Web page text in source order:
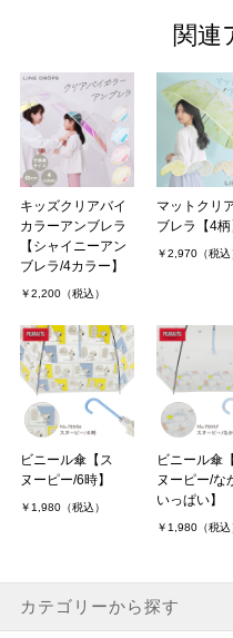
関連
キッズクリアバイ
カラーアンブレラ
【シャイニーアン
ブレラ/4カラー】
￥2,200（税込）
マットクリ
ブレラ【4柄
￥2,970（税込
ビニール傘【ス
ヌーピー/6時】
￥1,980（税込）
ビニール傘
ヌーピー/な
いっぱい】
￥1,980（税込
カテゴリーから探す